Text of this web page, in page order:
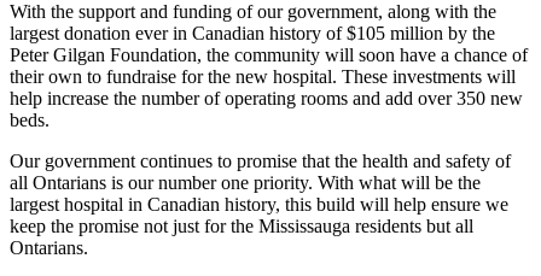
With the support and funding of our government, along with the
largest donation ever in Canadian history of $105 million by the
Peter Gilgan Foundation, the community will soon have a chance of
their own to fundraise for the new hospital. These investments will
help increase the number of operating rooms and add over 350 new
beds.
Our government continues to promise that the health and safety of
all Ontarians is our number one priority. With what will be the
largest hospital in Canadian history, this build will help ensure we
keep the promise not just for the Mississauga residents but all
Ontarians.